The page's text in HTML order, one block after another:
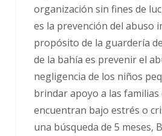
organización sin fines de
es la prevención del abuso
propósito de la guardería
de la bahía es prevenir el
negligencia de los niños
brindar apoyo a las familias
encuentran bajo estrés o
una búsqueda de 5 meses,